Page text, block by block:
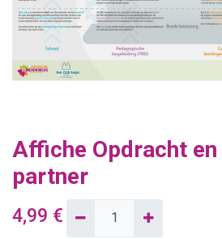
Affiche Opdracht
partner
4,99 €